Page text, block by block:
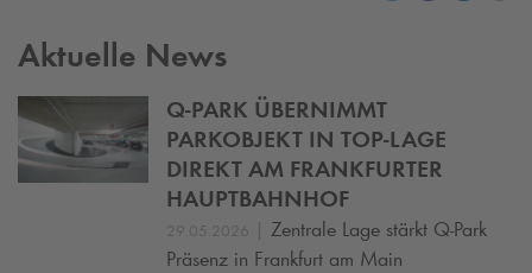
Aktuelle News
Q-PARK ÜBERNIMMT
PARKOBJEKT IN TOP-LAGE
DIREKT AM FRANKFURTER
HAUPTBAHNHOF
29.05.2026 | Zentrale Lage stärkt Q-Park
Präsenz in Frankfurt am Main